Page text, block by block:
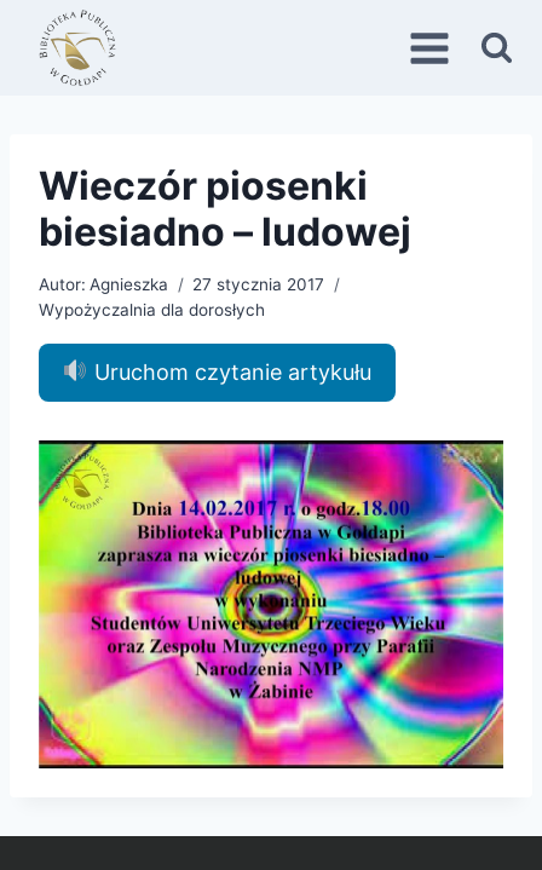
Przejdź
treści
Wieczór piosenki
biesiadno – ludowej
Autor: Agnieszka
27 stycznia 2017
Wypożyczalnia dla dorosłych
Uruchom czytanie artykułu